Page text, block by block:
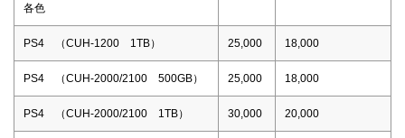
各色
PS4 （CUH-1200 1TB） 25,000 18,000
PS4 （CUH-2000/2100 500GB） 25,000 18,000
PS4 （CUH-2000/2100 1TB） 30,000 20,000